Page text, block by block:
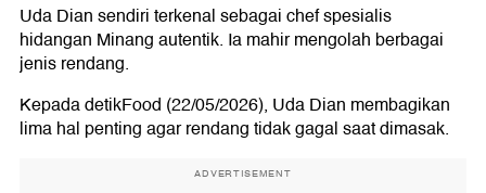
Uda Dian sendiri terkenal sebagai chef spesialis
hidangan Minang autentik. Ia mahir mengolah berbagai
jenis rendang.
Kepada detikFood (22/05/2026), Uda Dian membagikan
lima hal penting agar rendang tidak gagal saat dimasak.
ADVERTISEMENT